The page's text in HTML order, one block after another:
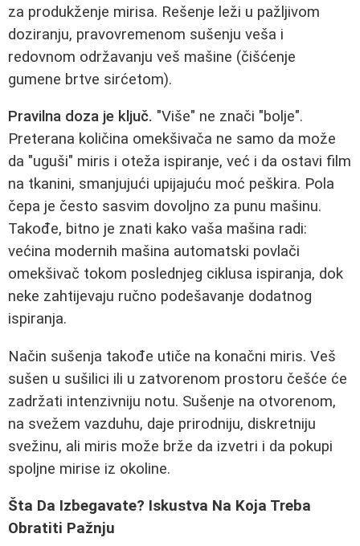
za produkženje mirisa. Rešenje leži u pažljivom
doziranju, pravovremenom sušenju veša i
redovnom održavanju veš mašine (čišćenje
gumene brtve sirćetom).
Pravilna doza je ključ. "Više" ne znači "bolje".
Preterana količina omekšivača ne samo da može
da "uguši" miris i oteža ispiranje, već i da ostavi film
na tkanini, smanjujući upijajuću moć peškira. Pola
čepa je često sasvim dovoljno za punu mašinu.
Takođe, bitno je znati kako vaša mašina radi:
većina modernih mašina automatski povlači
omekšivač tokom poslednjeg ciklusa ispiranja, dok
neke zahtijevaju ručno podešavanje dodatnog
ispiranja.
Način sušenja takođe utiče na konačni miris. Veš
sušen u sušilici ili u zatvorenom prostoru češće će
zadržati intenzivniju notu. Sušenje na otvorenom,
na svežem vazduhu, daje prirodniju, diskretniju
svežinu, ali miris može brže da izvetri i da pokupi
spoljne mirise iz okoline.
Šta Da Izbegavate? Iskustva Na Koja Treba
Obratiti Pažnju